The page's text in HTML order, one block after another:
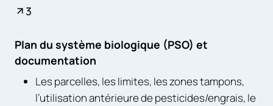
3
Plan du système biologique (PSO) et
documentation
Les parcelles, les limites, les zones tampons,
l’utilisation antérieure de pesticides/engrais, le